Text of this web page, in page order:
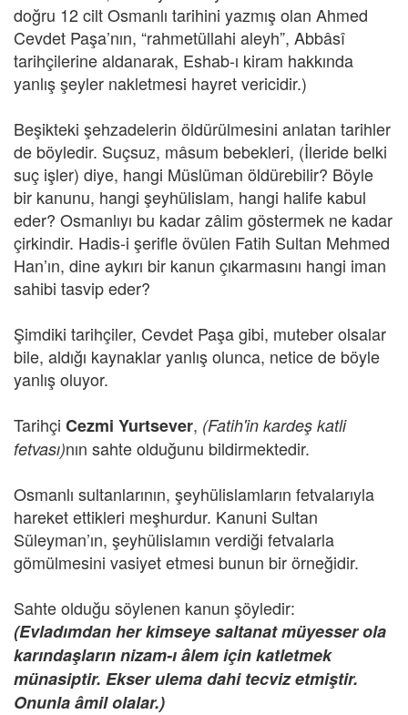
doğru 12 cilt Osmanlı tarihini yazmış olan Ahmed
Cevdet Paşa’nın, “rahmetüllahi aleyh”, Abbâsî
tarihçilerine aldanarak, Eshab-ı kiram hakkında
yanlış şeyler nakletmesi hayret vericidir.)
Beşikteki şehzadelerin öldürülmesini anlatan tarihler
de böyledir. Suçsuz, mâsum bebekleri, (İleride belki
suç işler) diye, hangi Müslüman öldürebilir? Böyle
bir kanunu, hangi şeyhülislam, hangi halife kabul
eder? Osmanlıyı bu kadar zâlim göstermek ne kadar
çirkindir. Hadis-i şerifle övülen Fatih Sultan Mehmed
Han’ın, dine aykırı bir kanun çıkarmasını hangi iman
sahibi tasvip eder?
Şimdiki tarihçiler, Cevdet Paşa gibi, muteber olsalar
bile, aldığı kaynaklar yanlış olunca, netice de böyle
yanlış oluyor.
Tarihçi Cezmi Yurtsever, (Fatih'in kardeş katli
fetvası)nın sahte olduğunu bildirmektedir.
Osmanlı sultanlarının, şeyhülislamların fetvalarıyla
hareket ettikleri meşhurdur. Kanuni Sultan
Süleyman’ın, şeyhülislamın verdiği fetvalarla
gömülmesini vasiyet etmesi bunun bir örneğidir.
Sahte olduğu söylenen kanun şöyledir:
(Evladımdan her kimseye saltanat müyesser ola
karındaşların nizam-ı âlem için katletmek
münasiptir. Ekser ulema dahi tecviz etmiştir.
Onunla âmil olalar.)